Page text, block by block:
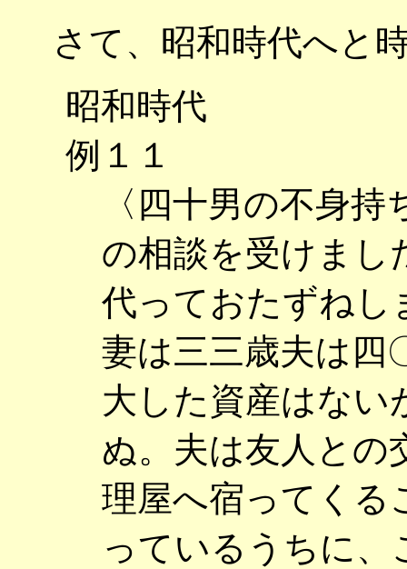
さて、昭和時代へと
昭和時代
例１１
〈四十男の不身
の相談を受けまし
代っておたずねし
妻は三三歳夫は四
大した資産はない
ぬ。夫は友人との
理屋へ宿ってくる
っているうちに、